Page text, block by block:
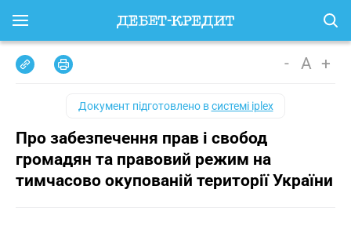
- A +
Документ підготовлено всистемі iplex
Про забезпечення прав і свобод
громадян та правовий режим на
тимчасово окупованій території України